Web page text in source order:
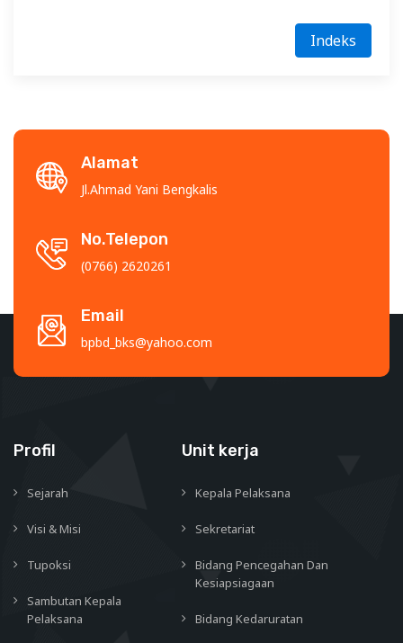
Indeks
Alamat
Jl.Ahmad Yani Bengkalis
No.Telepon
(0766) 2620261
Email
bpbd_bks@yahoo.com
Profil
Sejarah
Visi & Misi
Tupoksi
Sambutan Kepala
Pelaksana
Unit kerja
Kepala Pelaksana
Sekretariat
Bidang Pencegahan Dan
Kesiapsiagaan
Bidang Kedaruratan